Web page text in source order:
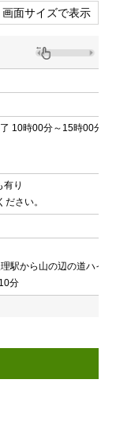
画面サイズで表示
10時00分～15時00分
有り
さい。
駅から山の辺の道ハイ
分